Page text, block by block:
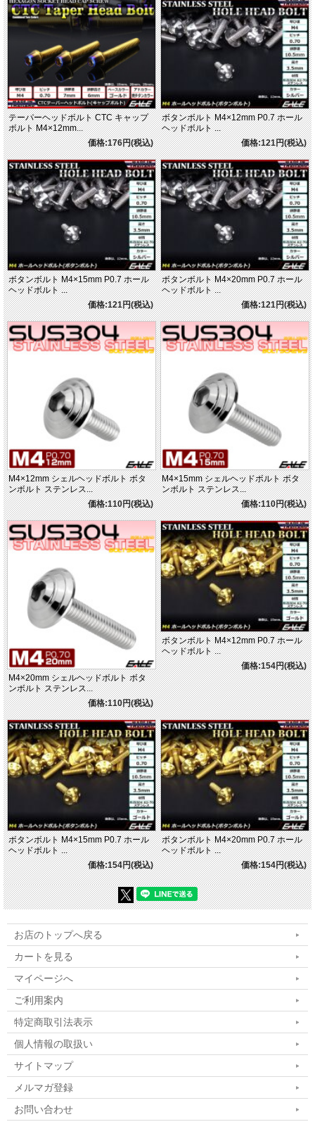
テーパーヘッドボルト CTC キャップ
ボルト M4×12mm...
価格:176円(税込)
ボタンボルト M4×12mm P0.7 ホール
ヘッドボルト ...
価格:121円(税込)
ボタンボルト M4×15mm P0.7 ホール
ヘッドボルト ...
価格:121円(税込)
ボタンボルト M4×20mm P0.7 ホール
ヘッドボルト ...
価格:121円(税込)
M4×12mm シェルヘッドボルト ボタ
ンボルト ステンレス...
価格:110円(税込)
M4×15mm シェルヘッドボルト ボタ
ンボルト ステンレス...
価格:110円(税込)
M4×20mm シェルヘッドボルト ボタ
ンボルト ステンレス...
価格:110円(税込)
ボタンボルト M4×12mm P0.7 ホール
ヘッドボルト ...
価格:154円(税込)
ボタンボルト M4×15mm P0.7 ホール
ヘッドボルト ...
価格:154円(税込)
ボタンボルト M4×20mm P0.7 ホール
ヘッドボルト ...
価格:154円(税込)
お店のトップへ戻る
カートを見る
マイページへ
ご利用案内
特定商取引法表示
個人情報の取扱い
サイトマップ
メルマガ登録
お問い合わせ